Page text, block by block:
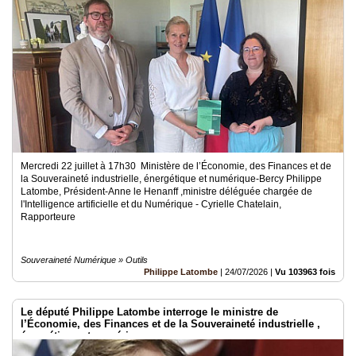
Mercredi 22 juillet à 17h30 Ministère de l’Économie, des Finances et de
la Souveraineté industrielle, énergétique et numérique-Bercy Philippe
Latombe, Président-Anne le Henanff ,ministre déléguée chargée de
l'Intelligence artificielle et du Numérique - Cyrielle Chatelain,
Rapporteure
Souveraineté Numérique » Outils
Philippe Latombe | 24/07/2026 | Vu 103963 fois
Le député Philippe Latombe interroge le ministre de
l’Économie, des Finances et de la Souveraineté industrielle ,
énergétique et numérique